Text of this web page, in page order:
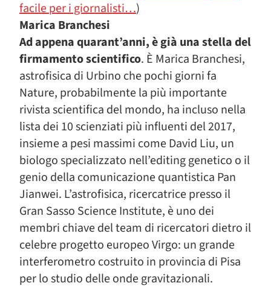
facile per i giornalisti…)
Marica Branchesi
Ad appena quarant’anni, è già una stella del
firmamento scientifico. È Marica Branchesi,
astrofisica di Urbino che pochi giorni fa
Nature, probabilmente la più importante
rivista scientifica del mondo, ha incluso nella
lista dei 10 scienziati più influenti del 2017,
insieme a pesi massimi come David Liu, un
biologo specializzato nell’editing genetico o il
genio della comunicazione quantistica Pan
Jianwei. L’astrofisica, ricercatrice presso il
Gran Sasso Science Institute, è uno dei
membri chiave del team di ricercatori dietro il
celebre progetto europeo Virgo: un grande
interferometro costruito in provincia di Pisa
per lo studio delle onde gravitazionali.